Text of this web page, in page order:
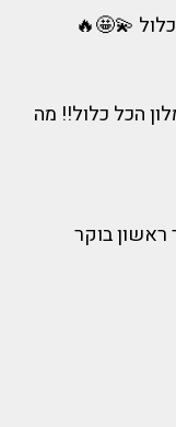
💫🤩🔥
+טרולי עד 8 ק"ג+ מלון הכל כלול!! מה